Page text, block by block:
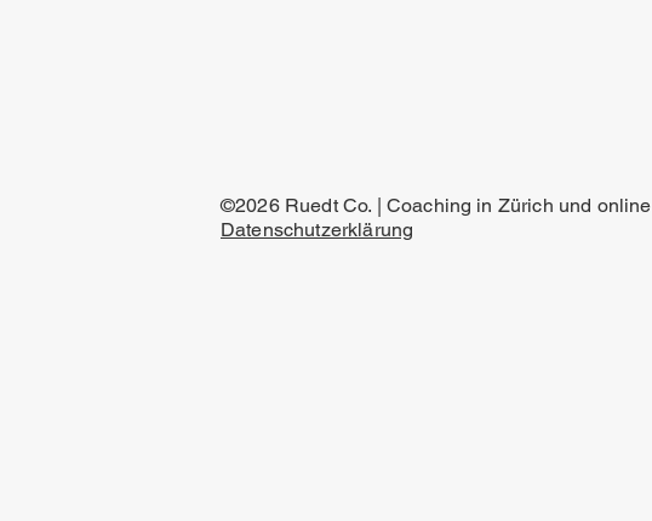
©️2026 Ruedt Co. | Coaching in Zürich und online
Datenschutzerklärung